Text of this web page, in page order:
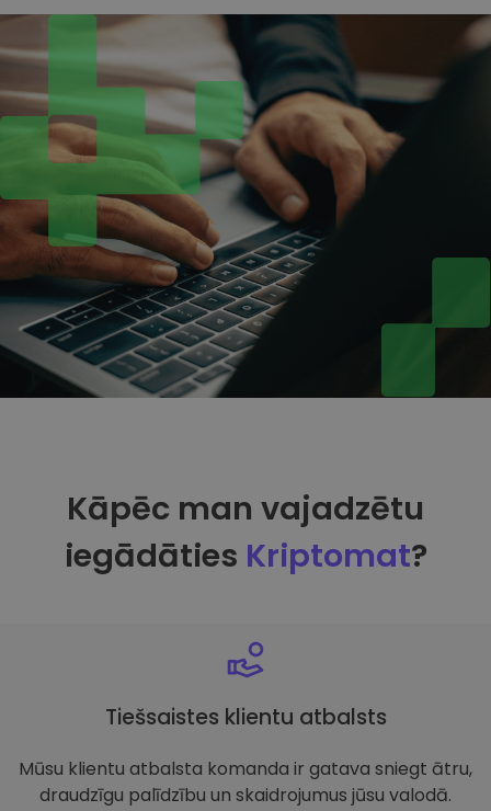
Kāpēc man vajadzētu
iegādāties Kriptomat?
Tiešsaistes klientu atbalsts
Mūsu klientu atbalsta komanda ir gatava sniegt ātru,
draudzīgu palīdzību un skaidrojumus jūsu valodā.